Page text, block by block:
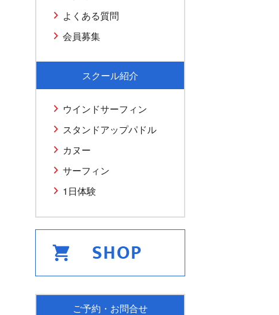
よくある質問
会員募集
スクール紹介
ウインドサーフィン
スタンドアップパドル
カヌー
サーフィン
1日体験
ご予約・お問合せ